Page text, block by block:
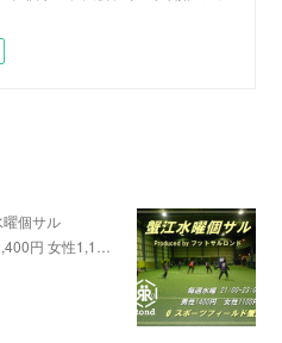
曜個サル
円 女性1,1…